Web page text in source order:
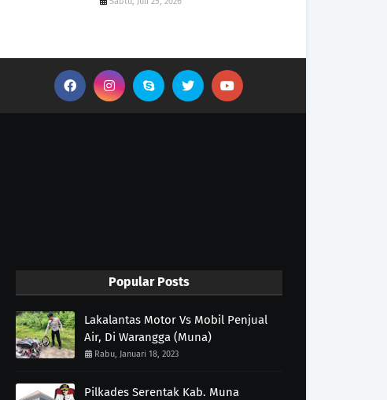
Popular Posts
Lakalantas Motor Vs Mobil Penjual
Air, Di Warangga (Muna)
Rabu, Januari 18, 2023
Pilkades Serentak Kab. Muna